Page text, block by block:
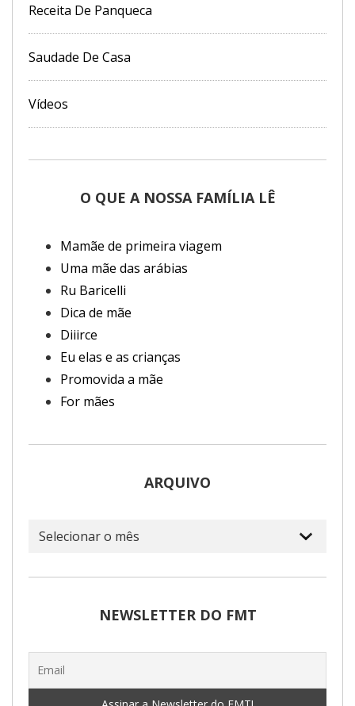
Receita De Panqueca
Saudade De Casa
Vídeos
O QUE A NOSSA FAMÍLIA LÊ
Mamãe de primeira viagem
Uma mãe das arábias
Ru Baricelli
Dica de mãe
Diiirce
Eu elas e as crianças
Promovida a mãe
For mães
ARQUIVO
Arquivo
NEWSLETTER DO FMT